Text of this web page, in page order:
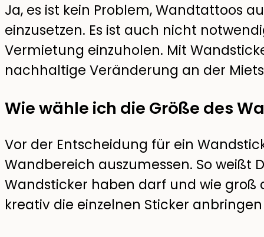
Ja, es ist kein Problem, Wandtattoos
einzusetzen. Es ist auch nicht
Vermietung einzuholen. Mit
nachhaltige Veränderung an der
Wie wähle ich die Größe des
Vor der Entscheidung für ein
Wandbereich auszumessen. So weißt
Wandsticker haben darf und wie groß
kreativ die einzelnen Sticker